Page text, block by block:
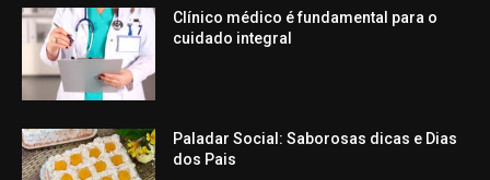
Clínico médico é fundamental para o
cuidado integral
Paladar Social: Saborosas dicas e Dias
dos Pais